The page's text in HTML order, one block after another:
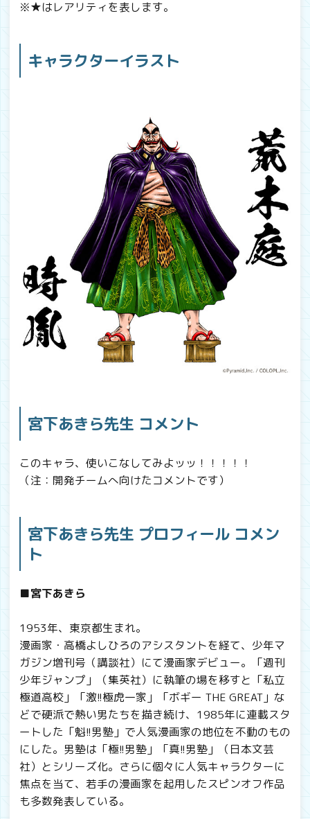
※★はレアリティを表します。
キャラクターイラスト
宮下あきら先生 コメント
このキャラ、使いこなしてみよッッ！！！！！
（注：開発チームへ向けたコメントです）
宮下あきら先生 プロフィール コメン
ト
■宮下あきら
1953年、東京都生まれ。
漫画家・高橋よしひろのアシスタントを経て、少年マ
ガジン増刊号（講談社）にて漫画家デビュー。「週刊
少年ジャンプ」（集英社）に執筆の場を移すと「私立
極道高校」「激!!極虎一家」「ボギー THE GREAT」な
どで硬派で熱い男たちを描き続け、1985年に連載スタ
ートした「魁!!男塾」で人気漫画家の地位を不動のもの
にした。男塾は「極!!男塾」「真!!男塾」（日本文芸
社）とシリーズ化。さらに個々に人気キャラクターに
焦点を当て、若手の漫画家を起用したスピンオフ作品
も多数発表している。